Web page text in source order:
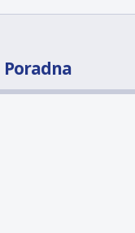
Poradna